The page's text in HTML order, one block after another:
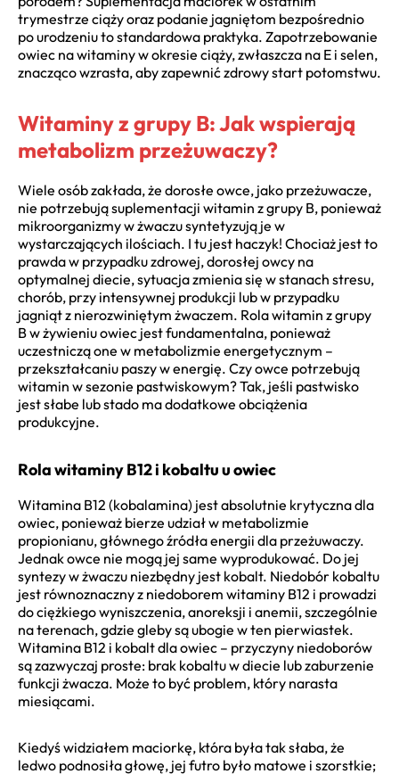
trymestrze ciąży oraz podanie jagniętom bezpośrednio
po urodzeniu to standardowa praktyka. Zapotrzebowanie
owiec na witaminy w okresie ciąży, zwłaszcza na E i selen,
znacząco wzrasta, aby zapewnić zdrowy start potomstwu.
Witaminy z grupy B: Jak wspierają
metabolizm przeżuwaczy?
Wiele osób zakłada, że dorosłe owce, jako przeżuwacze,
nie potrzebują suplementacji witamin z grupy B, ponieważ
mikroorganizmy w żwaczu syntetyzują je w
wystarczających ilościach. I tu jest haczyk! Chociaż jest to
prawda w przypadku zdrowej, dorosłej owcy na
optymalnej diecie, sytuacja zmienia się w stanach stresu,
chorób, przy intensywnej produkcji lub w przypadku
jagniąt z nierozwiniętym żwaczem. Rola witamin z grupy
B w żywieniu owiec jest fundamentalna, ponieważ
uczestniczą one w metabolizmie energetycznym –
przekształcaniu paszy w energię. Czy owce potrzebują
witamin w sezonie pastwiskowym? Tak, jeśli pastwisko
jest słabe lub stado ma dodatkowe obciążenia
produkcyjne.
Rola witaminy B12 i kobaltu u owiec
Witamina B12 (kobalamina) jest absolutnie krytyczna dla
owiec, ponieważ bierze udział w metabolizmie
propionianu, głównego źródła energii dla przeżuwaczy.
Jednak owce nie mogą jej same wyprodukować. Do jej
syntezy w żwaczu niezbędny jest kobalt. Niedobór kobaltu
jest równoznaczny z niedoborem witaminy B12 i prowadzi
do ciężkiego wyniszczenia, anoreksji i anemii, szczególnie
na terenach, gdzie gleby są ubogie w ten pierwiastek.
Witamina B12 i kobalt dla owiec – przyczyny niedoborów
są zazwyczaj proste: brak kobaltu w diecie lub zaburzenie
funkcji żwacza. Może to być problem, który narasta
miesiącami.
Kiedyś widziałem maciorkę, która była tak słaba, że
ledwo podnosiła głowę, jej futro było matowe i szorstkie;